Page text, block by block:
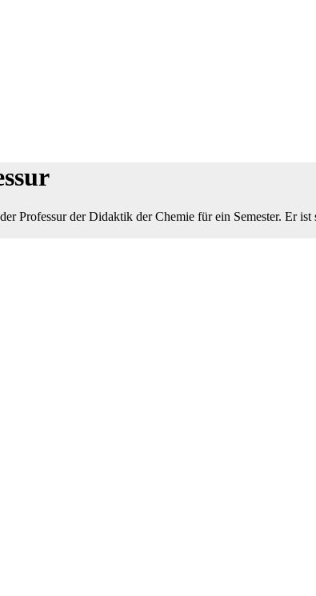
Professur der Didaktik der Chemie für ein Semester. Er